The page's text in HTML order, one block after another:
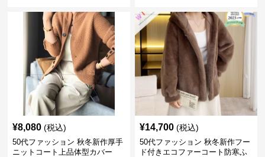
¥8,080 (税込)
50代ファッション 秋冬新作厚手
ニットコート上品体型カバー
¥14,700 (税込)
50代ファッション 秋冬新作フー
ド付きエコファーコート防寒ふ